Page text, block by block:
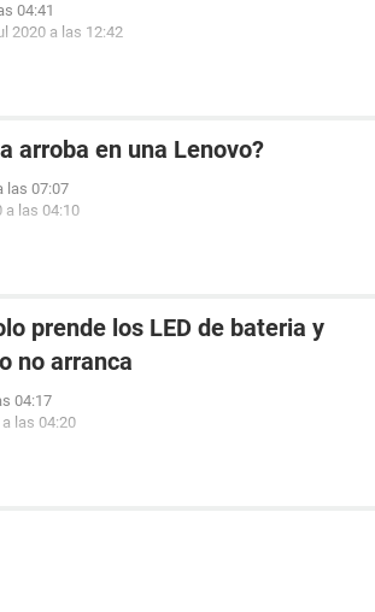
04:41
2020 a las 12:42
arroba en una Lenovo?
las 07:07
a las 04:10
prende los LED de bateria y
no arranca
04:17
las 04:20